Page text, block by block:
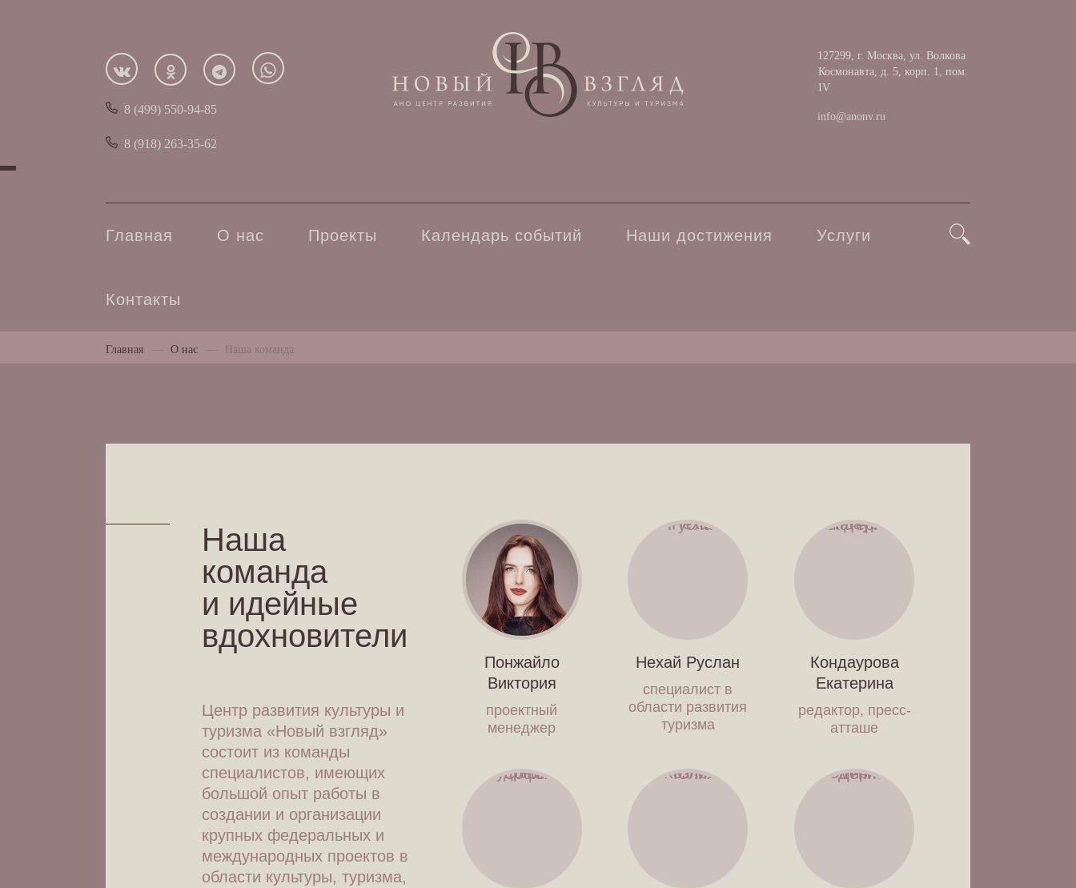
8 (499) 550-94-85
8 (918) 263-35-62
127299, г. Москва, ул. Волкова
Космонавта, д. 5, корп. 1, пом.
IV
info@anonv.ru
Главная О нас Проекты Календарь событий Наши достижения Услуги
Контакты
Главная О нас Наша команда
Наша
команда
и идейные
вдохновители
Центр развития культуры и
туризма «Новый взгляд»
состоит из команды
специалистов, имеющих
большой опыт работы в
создании и организации
крупных федеральных и
международных проектов в
области культуры, туризма,
Понжайло
Виктория
проектный
менеджер
Нехай Руслан
специалист в
области развития
туризма
Кондаурова
Екатерина
редактор, пресс-
атташе